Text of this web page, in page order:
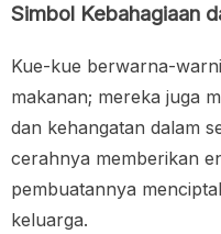
Simbol Kebahagiaan
Kue-kue berwarna-
makanan; mereka juga
dan kehangatan dalam
cerahnya memberikan
pembuatannya
keluarga.